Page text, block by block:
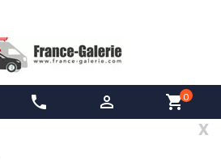
phone  shopping_cart0
x